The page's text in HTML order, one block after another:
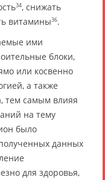
34, снижать
витамины36.
ими
блоки,
или косвенно
а также
тем самым влияя
на тему
было
данных
для здоровья,